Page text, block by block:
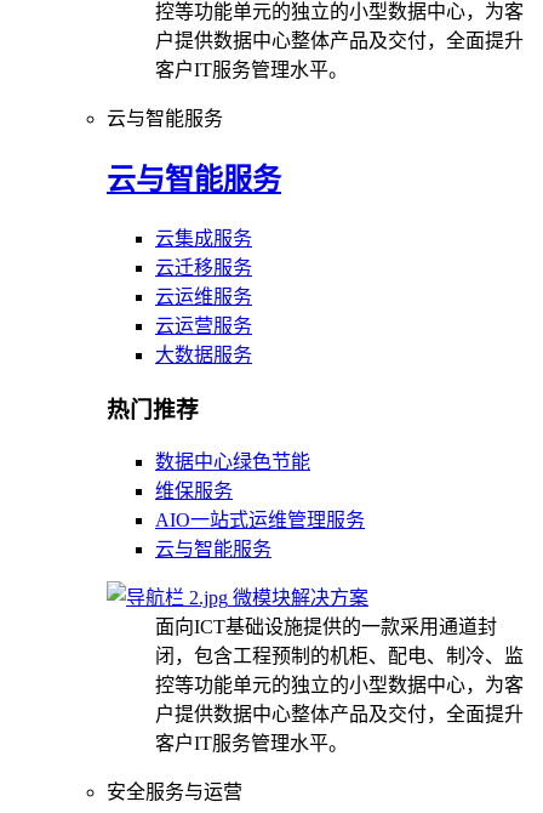
控等功能单元的独立的小型数据中心，为客
户提供数据中心整体产品及交付，全面提升
客户IT服务管理水平。
云与智能服务
云与智能服务
云集成服务
云迁移服务
云运维服务
云运营服务
大数据服务
热门推荐
数据中心绿色节能
维保服务
AIO一站式运维管理服务
云与智能服务
微模块解决方案
面向ICT基础设施提供的一款采用通道封
闭，包含工程预制的机柜、配电、制冷、监
控等功能单元的独立的小型数据中心，为客
户提供数据中心整体产品及交付，全面提升
客户IT服务管理水平。
安全服务与运营